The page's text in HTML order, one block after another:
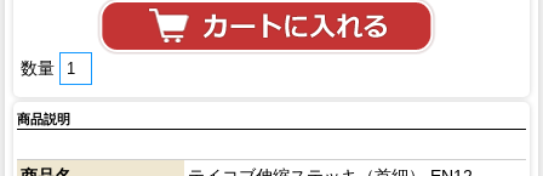
数量
商品説明